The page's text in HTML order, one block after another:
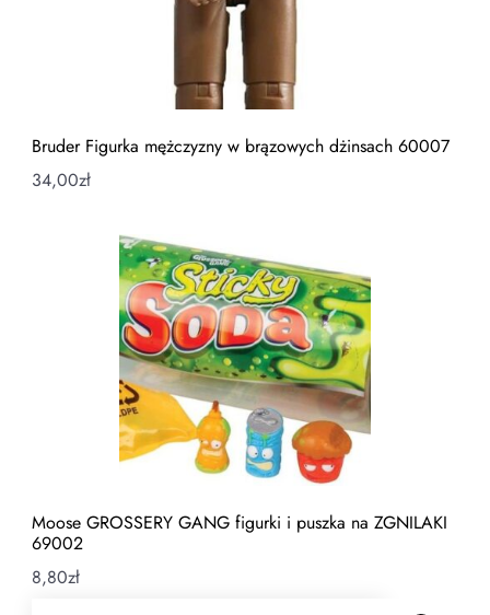
Bruder Figurka mężczyzny w brązowych dżinsach 60007
34,00zł
Moose GROSSERY GANG figurki i puszka na ZGNILAKI
69002
8,80zł